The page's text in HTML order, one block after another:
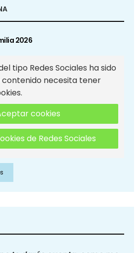
2026
tipo Redes Sociales ha sido
contenido necesita tener
cookies
de Redes Sociales